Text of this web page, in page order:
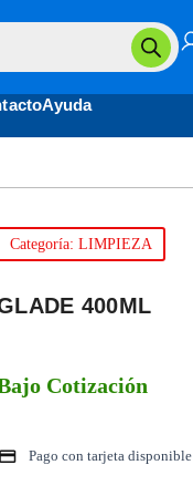
Ayuda
Categoría: LIMPIEZA
400ML
Cotización
Pago con tarjeta disponible